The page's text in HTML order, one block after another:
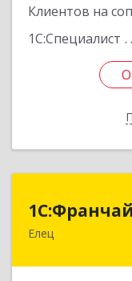
Клиентов на
1С:Специалист
Елец